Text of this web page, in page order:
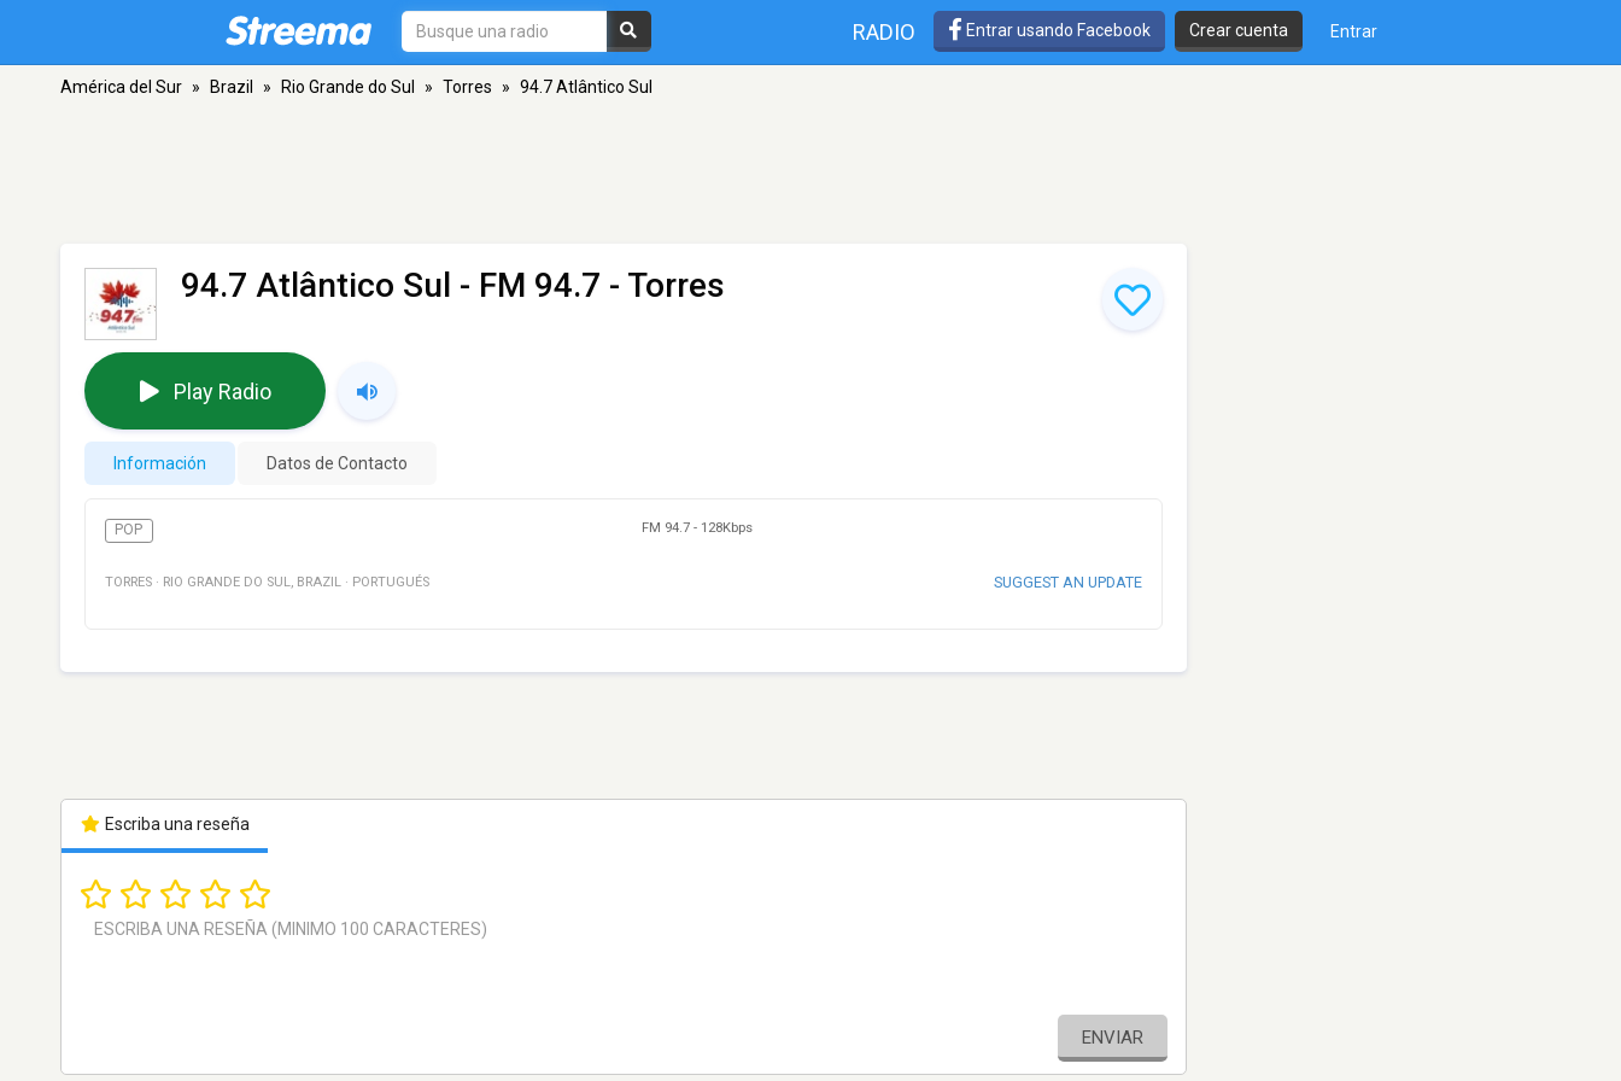
RADIO Entrar usando Facebook Crear cuenta Entrar
América del Sur » Brazil » Rio Grande do Sul » Torres » 94.7 Atlântico Sul
94.7 Atlântico Sul - FM 94.7 - Torres
Play Radio
Información Datos de Contacto
POP FM 94.7 - 128Kbps
TORRES · RIO GRANDE DO SUL, BRAZIL · PORTUGUÉS SUGGEST AN UPDATE
Escriba una reseña
ENVIAR